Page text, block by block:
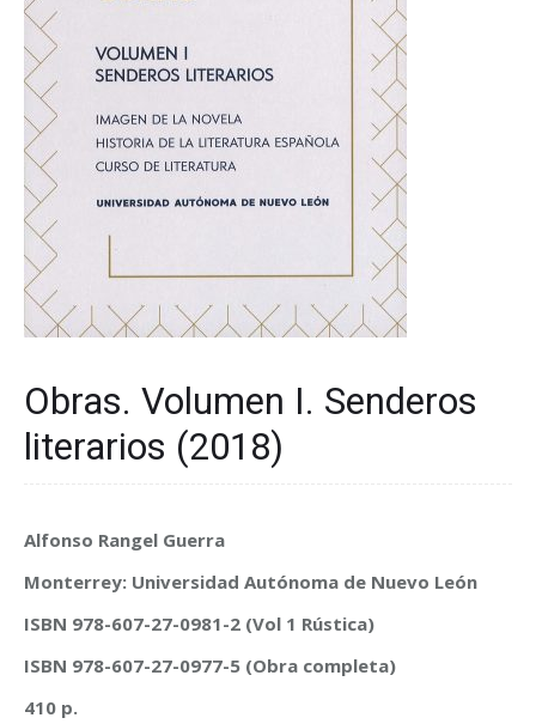
Obras. Volumen I. Senderos
literarios (2018)
Alfonso Rangel Guerra
Monterrey: Universidad Autónoma de Nuevo León
ISBN 978-607-27-0981-2 (Vol 1 Rústica)
ISBN 978-607-27-0977-5 (Obra completa)
410 p.